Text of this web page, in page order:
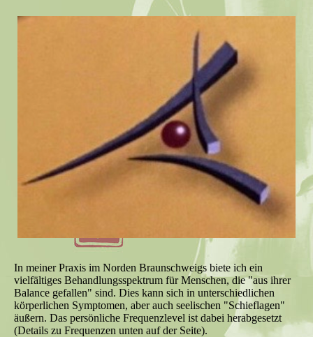
In meiner Praxis im Norden Braunschweigs biete ich ein
vielfältiges Behandlungsspektrum für Menschen, die "aus ihrer
Balance gefallen" sind. Dies kann sich in unterschiedlichen
körperlichen Symptomen, aber auch seelischen "Schieflagen"
äußern. Das persönliche Frequenzlevel ist dabei herabgesetzt
(Details zu Frequenzen unten auf der Seite).